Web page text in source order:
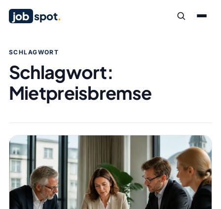
job spot.
SCHLAGWORT
Schlagwort:
Mietpreisbremse